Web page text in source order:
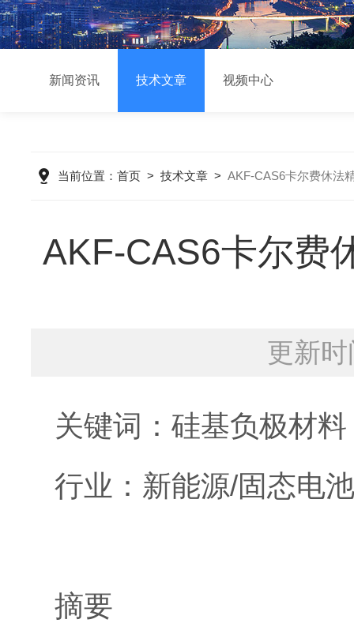
新闻资讯 技术文章 视频中心
当前位置： 首页 > 技术文章 > AKF-CAS6卡尔费休法
AKF-CAS6卡尔费
更新
关键词：硅基负极材料
行业：新能源/固态电池
摘要